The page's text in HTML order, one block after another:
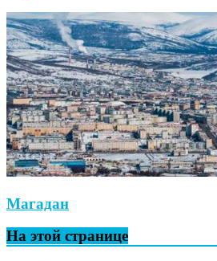
Магадан
На этой странице